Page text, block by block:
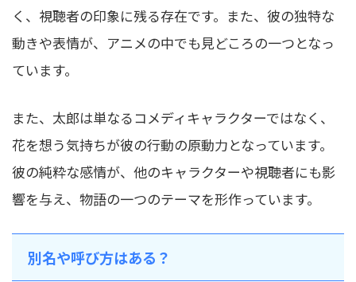
く、視聴者の印象に残る存在です。また、彼の独特な
動きや表情が、アニメの中でも見どころの一つとなっ
ています。
また、太郎は単なるコメディキャラクターではなく、
花を想う気持ちが彼の行動の原動力となっています。
彼の純粋な感情が、他のキャラクターや視聴者にも影
響を与え、物語の一つのテーマを形作っています。
別名や呼び方はある？